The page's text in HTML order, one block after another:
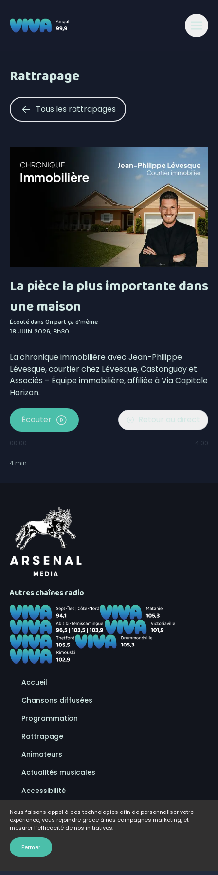
Rattrapage
Tous les rattrapages
La pièce la plus importante dans
une maison
Écouté dansOn part ça d'même
18 JUIN 2026, 8h30
La chronique immobilière avec Jean-Philippe
Lévesque, courtier chez Lévesque,Castonguay et
Associés – Équipe immobilière, affiliée à Via Capitale
Horizon.
Écouter Retour au direct
00:00 4:00
4 min
Autres chaînes radio
Accueil
Chansons diffusées
Programmation
Rattrapage
Animateurs
Actualités musicales
Accessibilité
Politique de confidentialité
Conditions d'utilisation
FAQ
Nous faisons appel à des technologies afin de personnaliser votre
expérience, vous rejoindre grâce à nos campagnes marketing, et
mesurer l''efficacité de nos initiatives.
Fermer